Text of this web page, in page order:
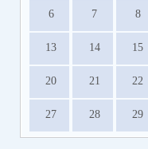
6 7 8
13 14 15
20 21 22
27 28 29